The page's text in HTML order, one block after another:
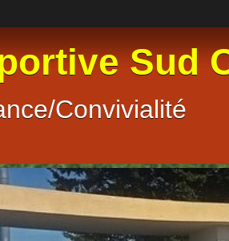
Sud
Convivialité